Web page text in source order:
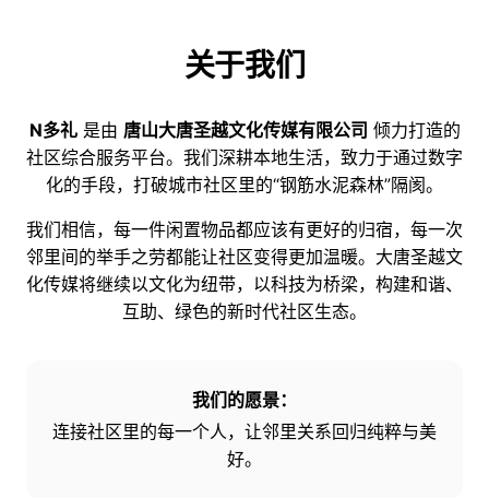
关于我们
N多礼是由 唐山大唐圣越文化传媒有限公司 倾力打造的
社区综合服务平台。我们深耕本地生活，致力于通过数字
化的手段，打破城市社区里的“钢筋水泥森林”隔阂。
我们相信，每一件闲置物品都应该有更好的归宿，每一次
邻里间的举手之劳都能让社区变得更加温暖。大唐圣越文
化传媒将继续以文化为纽带，以科技为桥梁，构建和谐、
互助、绿色的新时代社区生态。
我们的愿景：
连接社区里的每一个人，让邻里关系回归纯粹与美
好。